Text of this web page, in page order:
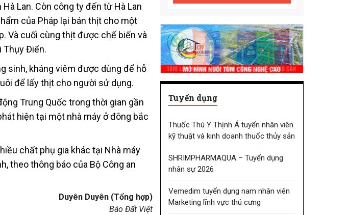
Lan. Còn công ty đến từ Hà Lan
của Pháp lại bán thịt cho một
Và cuối cùng thịt được chế biến và
Thụy Điển.
sinh, kháng viêm được dùng để hỗ
để lấy thịt cho người sử dụng.
Trung Quốc trong thời gian gần
hiện tại một nhà máy ở đông bắc
chất phụ gia khác tại Nhà máy
theo thông báo của Bộ Công an
Duyên Duyên (Tổng hợp)
Báo Đất Việt
Tuyển dụng
Thuốc Thú Y Thịnh Á tuyển nhân viên
kỹ thuật và kinh doanh thuốc thủy sản
SHRIMPHARMAQUA – Tuyển dụng
nhân sự 2026
Vemedim tuyển dụng nam nhân viên
Marketing lĩnh vực thú cưng